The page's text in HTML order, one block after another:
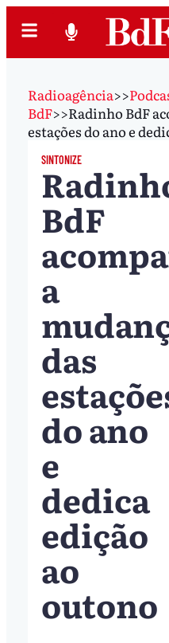
Radioagência>>
BdF>>Radinho BdF
estações do ano e
SINTONIZE
BdF
a
das
do ano
e
dedica
edição
ao
outono